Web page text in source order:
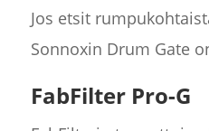
Jos etsit
Sonnoxin Drum Gate
FabFilter Pro-G